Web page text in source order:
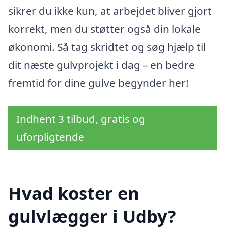
sikrer du ikke kun, at arbejdet bliver gjort
korrekt, men du støtter også din lokale
økonomi. Så tag skridtet og søg hjælp til
dit næste gulvprojekt i dag – en bedre
fremtid for dine gulve begynder her!
Indhent 3 tilbud, gratis og
uforpligtende
Hvad koster en
gulvlægger i Udby?